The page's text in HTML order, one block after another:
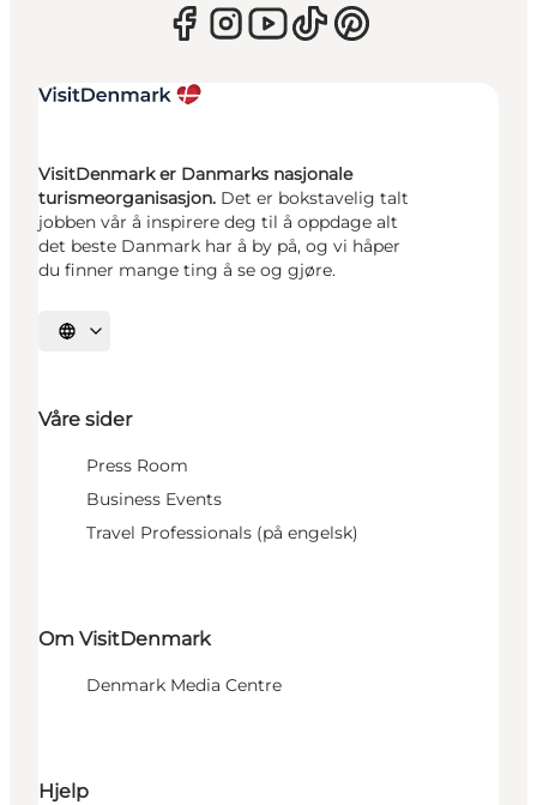
VisitDenmark er Danmarks nasjonale
turismeorganisasjon. Det er bokstavelig talt
jobben vår å inspirere deg til å oppdage alt
det beste Danmark har å by på, og vi håper
du finner mange ting å se og gjøre.
Velg språk
Våre sider
Press Room
Business Events
Travel Professionals (på engelsk)
Om VisitDenmark
Denmark Media Centre
Hjelp